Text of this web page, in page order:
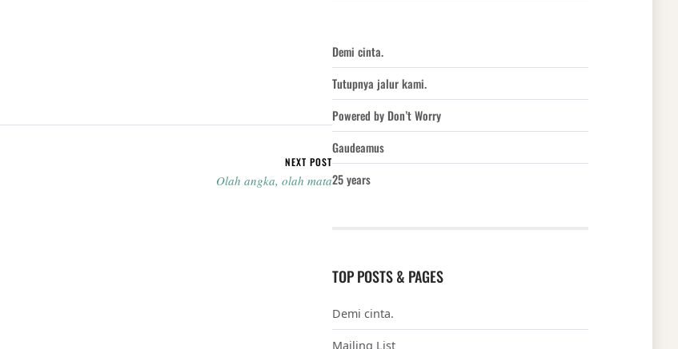
NEXT POST
Olah angka, olah mata
Demi cinta.
Tutupnya jalur kami.
Powered by Don’t Worry
Gaudeamus
25 years
TOP POSTS & PAGES
Demi cinta.
Mailing List